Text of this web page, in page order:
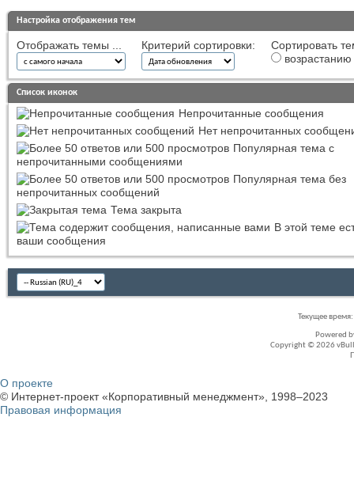
Настройка отображения тем
Отображать темы ... Критерий сортировки:
Сортировать
возрастанию
Список иконок
Непрочитанные сообщения
Нет непрочитанных
Популярная тема с
непрочитанными сообщениями
Популярная тема без
непрочитанных сообщений
Тема закрыта
В этой теме
ваши сообщения
Текущее время:
Powered
Copyright © 2026
О проекте
© Интернет-проект «Корпоративный менеджмент», 1998–2023
Правовая информация